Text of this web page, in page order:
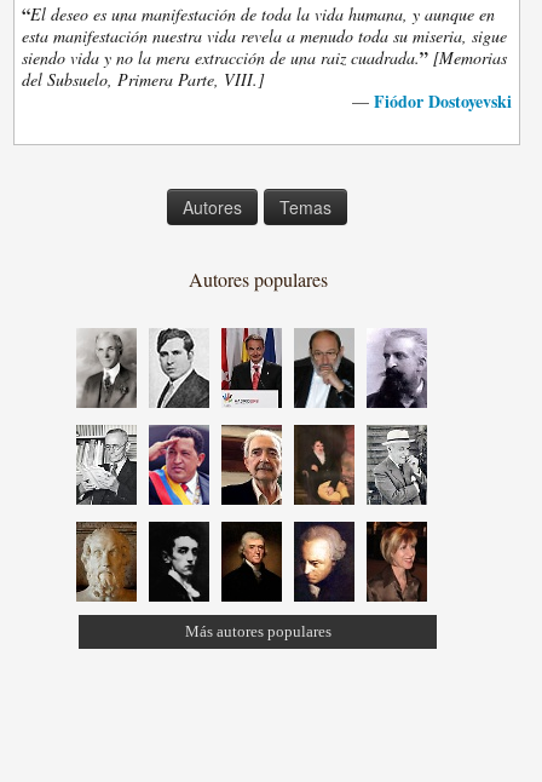
“El deseo es una manifestación de toda la vida humana, y aunque en
esta manifestación nuestra vida revela a menudo toda su miseria, sigue
siendo vida y no la mera extracción de una raiz cuadrada.” [Memorias
del Subsuelo, Primera Parte, VIII.]
— Fiódor Dostoyevski
Autores Temas
Autores populares
Más autores populares